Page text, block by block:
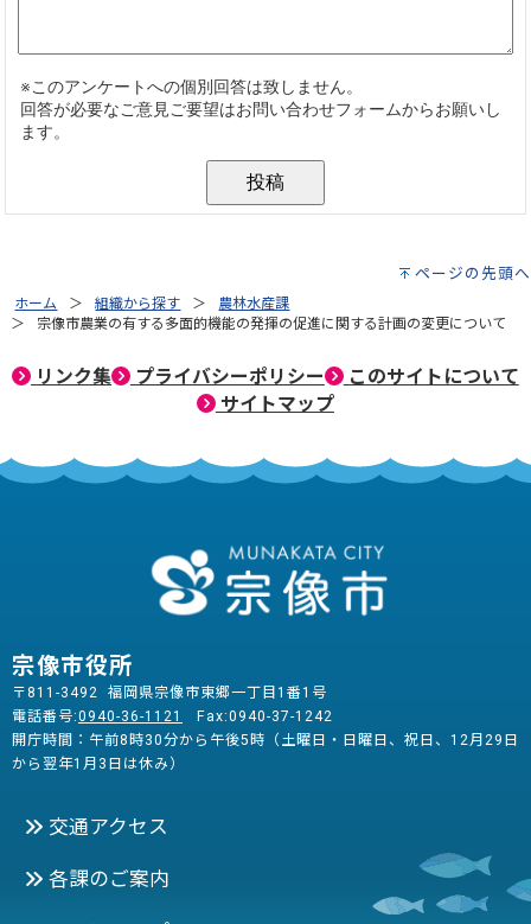
ページの先頭へ
ホーム 組織から探す
農林水産課
宗像市農業の有する多面的機能の発揮の促進に関する計画の変更について
リンク集 プライバシーポリシー
このサイトについて
サイトマップ
宗像市役所
〒811-3492 福岡県宗像市東郷一丁目1番1号
電話番号:0940-36-1121
Fax:0940-37-1242
開庁時間：午前8時30分から午後5時（土曜日・日曜日、祝日、12月29日
から翌年1月3日は休み）
交通アクセス
各課のご案内